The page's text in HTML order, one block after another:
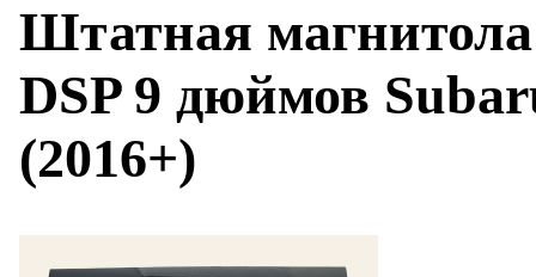
Штатная магнитола
DSP 9 дюймов
(2016+)